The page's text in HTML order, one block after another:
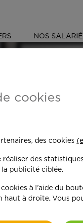
NOS
y
cookies
des cookies
des
la publicité ciblée.
à l'aide du
haut à droite. Vous